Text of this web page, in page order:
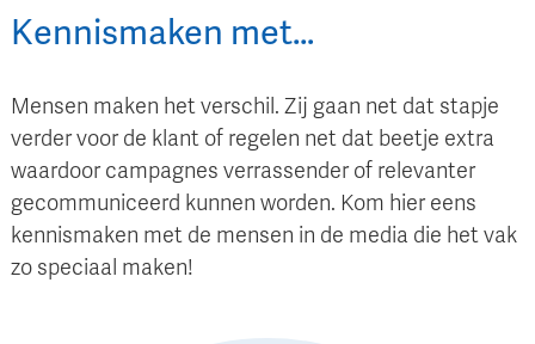
Kennismaken met…
Mensen maken het verschil. Zij gaan net dat stapje
verder voor de klant of regelen net dat beetje extra
waardoor campagnes verrassender of relevanter
gecommuniceerd kunnen worden. Kom hier eens
kennismaken met de mensen in de media die het vak
zo speciaal maken!